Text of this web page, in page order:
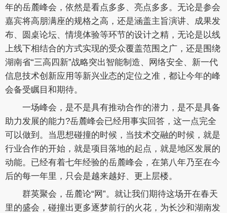
年的岳麓峰会，依然是看点多多、亮点多多。无论是参会
嘉宾将高朋满座的规格之高，还是涵盖主旨演讲、成果发
布、圆桌论坛、情境体验等环节的设计之精，无论是以线
上线下相结合的方式实现的受众覆盖范围之广，还是围绕
湖南省“三高四新”战略突出智能制造、网络安全、新一代
信息技术创新应用等新兴业态的定位之准，都让今年的峰
会备受瞩目和期待。
一场峰会，是不是具有推动合作的潜力，是不是具备
助力发展的能力?岳麓峰会已经用事实回答，这一点完全
可以做到。当思想碰撞的时候，当技术交融的时候，就是
行业合作的开始，就是项目落地的起点，就是地区发展的
动能。已经有着七年经验的岳麓峰会，在第八年乃至在今
后的每一年里，只会是越来越好、更上层楼。
群英聚会，岳麓论“网”。就让我们期待这场开在春天
里的盛会，碰撞出更多逐梦前行的火花，为长沙和湖南发